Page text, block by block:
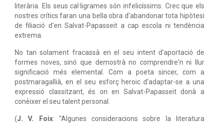
literària. Els seus cal·ligrames són infelicíssims. Crec que els
nostres crítics faran una bella obra d'abandonar tota hipòtesi
de filiació d'en Salvat-Papasseit a cap escola ni tendència
extrema.
No tan solament fracassà en el seu intent d'aportació de
formes noves, sinó que demostrà no comprendre'n ni llur
significació més elemental. Com a poeta sincer, com a
postmaragallià, en el seu esforç heroic d'adaptar-se a una
expressió classitzant, és on en Salvat-Papasseit donà a
conèixer el seu talent personal.
(J. V. Foix: "Algunes consideracions sobre la literatura